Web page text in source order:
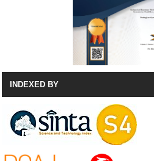
INDEXED BY